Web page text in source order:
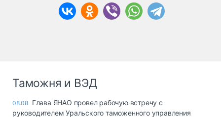
Таможня и ВЭД
08.08 Глава ЯНАО провел рабочую встречу с
руководителем Уральского таможенного управления